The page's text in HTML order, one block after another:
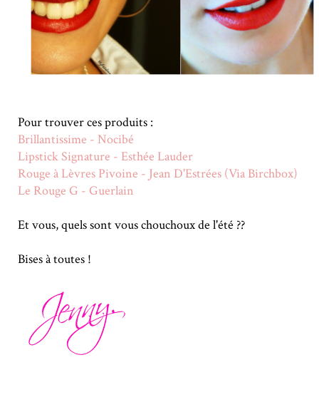
Pour trouver ces produits :
Brillantissime - Nocibé
Lipstick Signature - Esthée Lauder
Rouge à Lèvres Pivoine - Jean D'Estrées (Via Birchbox)
Le Rouge G - Guerlain
Et vous, quels sont vous chouchoux de l'été ??
Bises à toutes !